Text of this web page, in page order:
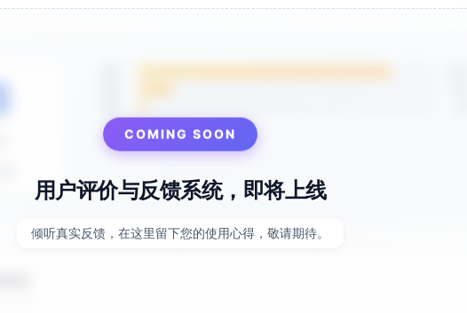
流规则+助理预筛；CRM序列上线投资人/客户跟进
板最小可用版上线，周报自动化
1–2个高杠杆议题；周三尽量无会保证创造力；对临时请求设“72小时后再看”的停机坪
COMING SOON
用户评价与反馈系统，即将上线
倾听真实反馈，在这里留下您的使用心得，敬请期待。